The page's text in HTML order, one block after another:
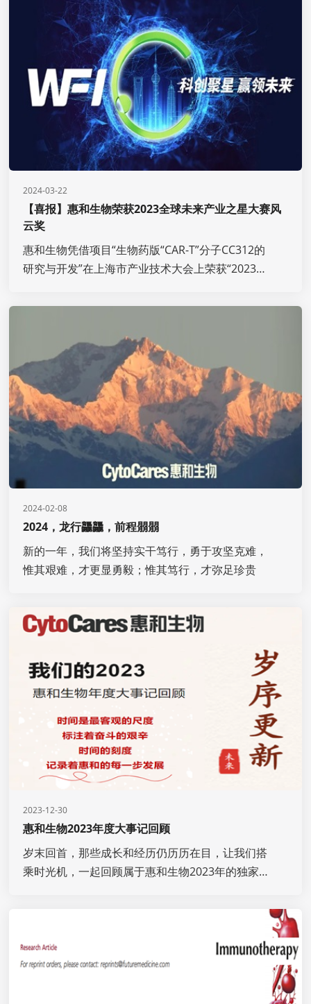
行。惠和生物首席运营官曾立博士受邀参加了此次
沙龙，共同探讨学习生物医药行业在价值重构的新
局面下如何创新突破，加强协作，挖掘细分赛道的
发展机遇，共建生物医药创新协作新生态。
2024-03-22
【喜报】惠和生物荣获2023全球未来产业之星大赛风
云奖
惠和生物凭借项目“生物药版“CAR-T”分子CC312的
研究与开发”在上海市产业技术大会上荣获“2023全
2024-02-08
2024，龙行龘龘，前程朤朤
新的一年，我们将坚持实干笃行，勇于攻坚克难，
惟其艰难，才更显勇毅；惟其笃行，才弥足珍贵
2023-12-30
惠和生物2023年度大事记回顾
岁末回首，那些成长和经历仍历历在目，让我们搭
乘时光机，一起回顾属于惠和生物2023年的独家记
福患者。2023，我们心中有念，眼里有光，脚下有